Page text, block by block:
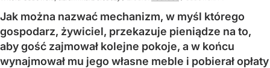
Jak można nazwać mechanizm, w myśl którego
gospodarz, żywiciel, przekazuje pieniądze na to,
aby gość zajmował kolejne pokoje, a w końcu
wynajmował mu jego własne meble i pobierał opłaty